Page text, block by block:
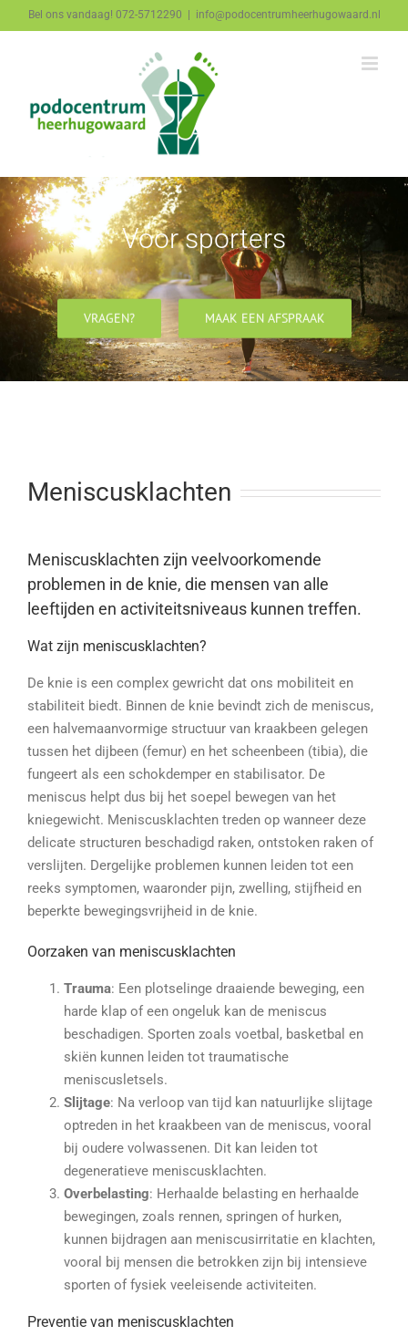
naar
Bel ons vandaag! 072-5712290 info@podocentrumheerhugowaard.nl
Voor jong en oud
VRAGEN? MAAK EEN AFSPRAAK
Meniscusklachten
Meniscusklachten zijn veelvoorkomende
problemen in de knie, die mensen van alle
leeftijden en activiteitsniveaus kunnen treffen.
Wat zijn meniscusklachten?
De knie is een complex gewricht dat ons mobiliteit en
stabiliteit biedt. Binnen de knie bevindt zich de meniscus,
een halvemaanvormige structuur van kraakbeen gelegen
tussen het dijbeen (femur) en het scheenbeen (tibia), die
fungeert als een schokdemper en stabilisator. De
meniscus helpt dus bij het soepel bewegen van het
kniegewicht. Meniscusklachten treden op wanneer deze
delicate structuren beschadigd raken, ontstoken raken of
verslijten. Dergelijke problemen kunnen leiden tot een
reeks symptomen, waaronder pijn, zwelling, stijfheid en
beperkte bewegingsvrijheid in de knie.
Oorzaken van meniscusklachten
Trauma: Een plotselinge draaiende beweging, een
harde klap of een ongeluk kan de meniscus
beschadigen. Sporten zoals voetbal, basketbal en
skiën kunnen leiden tot traumatische
meniscusletsels.
Slijtage: Na verloop van tijd kan natuurlijke slijtage
optreden in het kraakbeen van de meniscus, vooral
bij oudere volwassenen. Dit kan leiden tot
degeneratieve meniscusklachten.
Overbelasting: Herhaalde belasting en herhaalde
bewegingen, zoals rennen, springen of hurken,
kunnen bijdragen aan meniscusirritatie en klachten,
vooral bij mensen die betrokken zijn bij intensieve
sporten of fysiek veeleisende activiteiten.
Preventie van meniscusklachten